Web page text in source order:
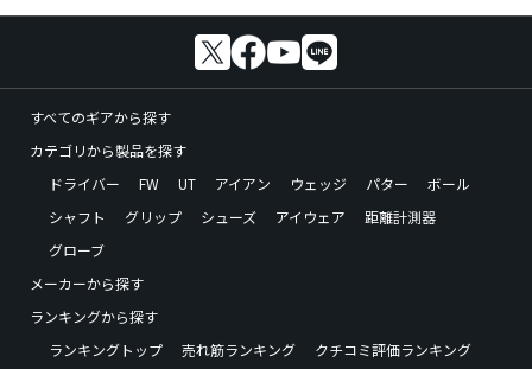
すべてのギアから探す
カテゴリから製品を探す
ドライバー
FW UT アイアン ウェッジ パター
ボール
シャフト
グリップ シューズ アイウェア
距離計測器
グローブ
メーカーから探す
ランキングから探す
ランキングトップ
売れ筋ランキング
クチコミ評価ランキング